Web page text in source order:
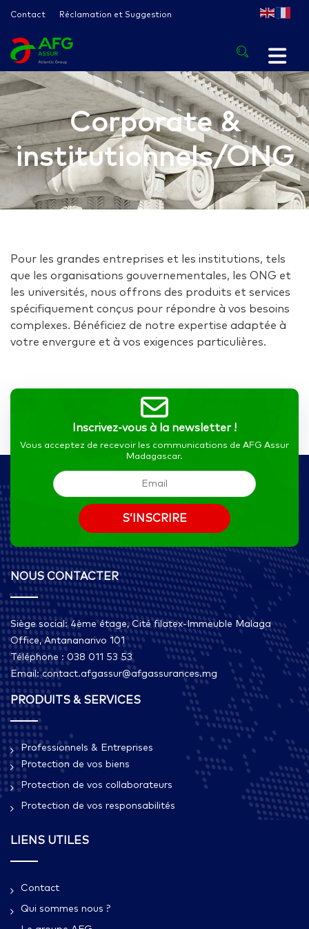
Contact Réclamation et Suggestion
Corporate &
institutionnels/ONG
Pour les grandes entreprises et les institutions, tels
que les organisations gouvernementales, les ONG et
les universités, nous offrons des produits et services
spécifiquement conçus pour répondre à vos besoins
complexes. Bénéficiez de notre expertise adaptée à
votre envergure et à vos exigences particulières.
Inscrivez-vous à la newsletter !
Vous acceptez de recevoir les communications de AFG Assur
Madagascar.
NOUS CONTACTER
Siège social: 4ème étage, Cité filatex-Immeuble Malaga
Office, Antananarivo 101
Téléphone : 038 011 53 53
Email: contact.afgassur@afgassurances.mg
PRODUITS & SERVICES
Professionnels & Entreprises
Protection de vos biens
Protection de vos collaborateurs
Protection de vos responsabilités
LIENS UTILES
Contact
Qui sommes nous ?​